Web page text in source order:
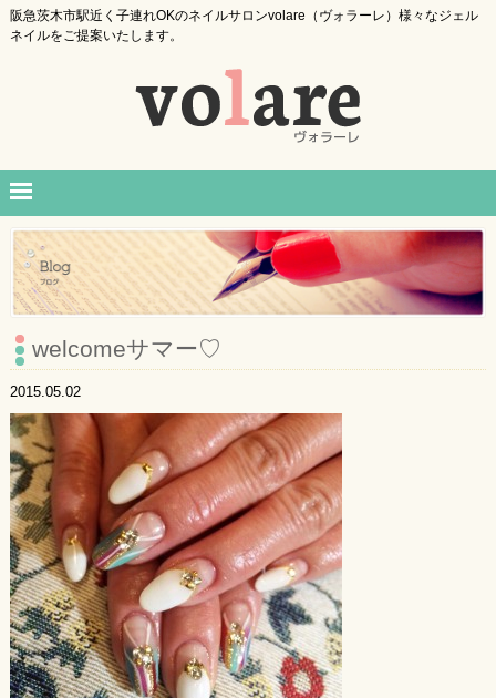
阪急茨木市駅近く子連れOKのネイルサロンvolare（ヴォラーレ）様々なジェル
ネイルをご提案いたします。
welcomeサマー♡
2015.05.02